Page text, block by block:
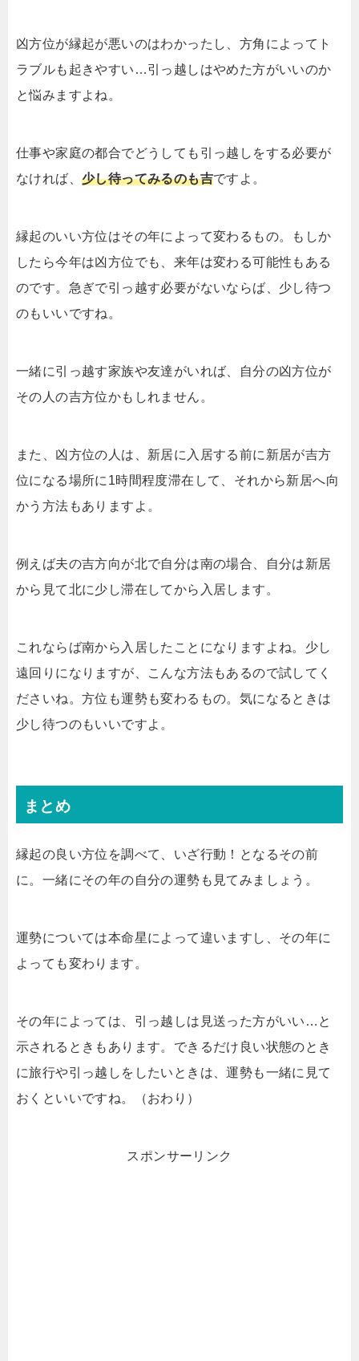
凶方位が縁起が悪いのはわかったし、方角によってト
ラブルも起きやすい…引っ越しはやめた方がいいのか
と悩みますよね。
仕事や家庭の都合でどうしても引っ越しをする必要が
なければ、 少し待ってみるのも吉ですよ。
縁起のいい方位はその年によって変わるもの。もしか
したら今年は凶方位でも、来年は変わる可能性もある
のです。急ぎで引っ越す必要がないならば、少し待つ
のもいいですね。
一緒に引っ越す家族や友達がいれば、自分の凶方位が
その人の吉方位かもしれません。
また、凶方位の人は、新居に入居する前に新居が吉方
位になる場所に1時間程度滞在して、それから新居へ向
かう方法もありますよ。
例えば夫の吉方向が北で自分は南の場合、自分は新居
から見て北に少し滞在してから入居します。
これならば南から入居したことになりますよね。少し
遠回りになりますが、こんな方法もあるので試してく
ださいね。方位も運勢も変わるもの。気になるときは
少し待つのもいいですよ。
まとめ
縁起の良い方位を調べて、いざ行動！となるその前
に。一緒にその年の自分の運勢も見てみましょう。
運勢については本命星によって違いますし、その年に
よっても変わります。
その年によっては、引っ越しは見送った方がいい…と
示されるときもあります。できるだけ良い状態のとき
に旅行や引っ越しをしたいときは、運勢も一緒に見て
おくといいですね。（おわり）
スポンサーリンク